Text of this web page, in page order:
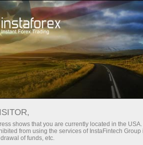
Dành cho nhà đầu tư
Hệ thống PAMM cho nhà
shows that you are currently located in the
from using the services of InstaFintech
of funds, etc.